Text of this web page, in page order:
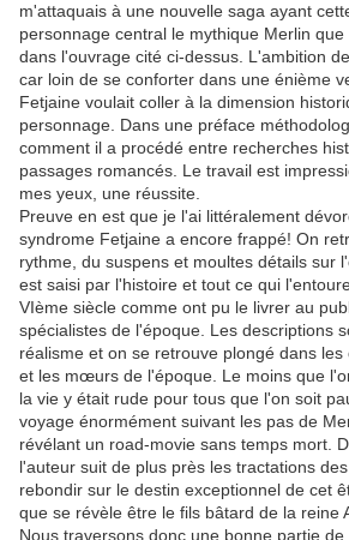
m'attaquais à une nouvelle saga ayant
personnage central le mythique Merlin
dans l'ouvrage cité ci-dessus. L'ambition
car loin de se conforter dans une énième
Fetjaine voulait coller à la dimension
personnage. Dans une préface
comment il a procédé entre recherches
passages romancés. Le travail est
mes yeux, une réussite.
Preuve en est que je l'ai littéralement
syndrome Fetjaine a encore frappé! On
rythme, du suspens et moultes détails sur
est saisi par l'histoire et tout ce qui
VIème siècle comme ont pu le livrer au
spécialistes de l'époque. Les descriptions
réalisme et on se retrouve plongé dans
et les mœurs de l'époque. Le moins que
la vie y était rude pour tous que l'on soit
voyage énormément suivant les pas de
révélant un road-movie sans temps mort.
l'auteur suit de plus près les tractations
rebondir sur le destin exceptionnel de cet
que se révèle être le fils bâtard de la reine
Nous traversons donc une bonne partie